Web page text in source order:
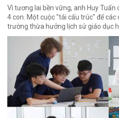
Vì tương lai bền vững, anh Huy Tuấn
4 con. Một cuộc "tái cấu trúc" để
trường thừa hưởng lịch sử giáo dục